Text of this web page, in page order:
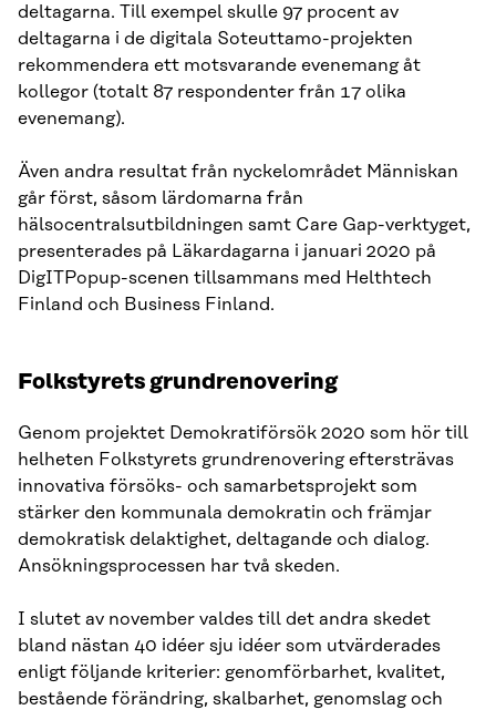
deltagarna. Till exempel skulle 97 procent av
deltagarna i de digitala Soteuttamo-projekten
rekommendera ett motsvarande evenemang åt
kollegor (totalt 87 respondenter från 17 olika
evenemang).
Även andra resultat från nyckelområdet Människan
går först, såsom lärdomarna från
hälsocentralsutbildningen samt Care Gap-verktyget,
presenterades på Läkardagarna i januari 2020 på
DigITPopup-scenen tillsammans med Helthtech
Finland och Business Finland.
Folkstyrets grundrenovering
Genom projektet Demokratiförsök 2020 som hör till
helheten Folkstyrets grundrenovering eftersträvas
innovativa försöks- och samarbetsprojekt som
stärker den kommunala demokratin och främjar
demokratisk delaktighet, deltagande och dialog.
Ansökningsprocessen har två skeden.
I slutet av november valdes till det andra skedet
bland nästan 40 idéer sju idéer som utvärderades
enligt följande kriterier: genomförbarhet, kvalitet,
bestående förändring, skalbarhet, genomslag och